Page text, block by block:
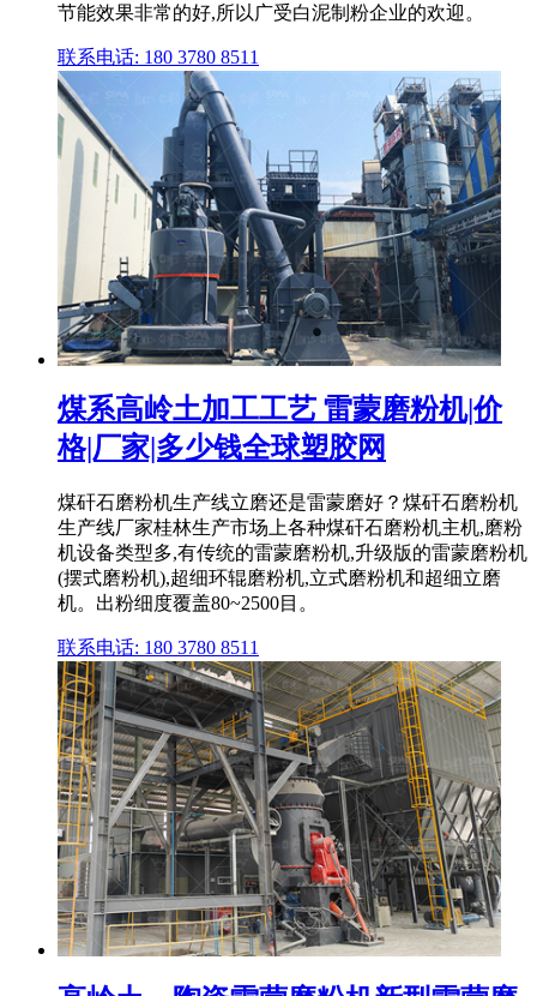
节能效果非常的好,所以广受白泥制粉企业的欢迎。
联系电话: 180 3780 8511
煤系高岭土加工工艺 雷蒙磨粉机|价
格|厂家|多少钱全球塑胶网
煤矸石磨粉机生产线立磨还是雷蒙磨好？煤矸石磨粉机
生产线厂家桂林生产市场上各种煤矸石磨粉机主机,磨粉
机设备类型多,有传统的雷蒙磨粉机,升级版的雷蒙磨粉机
(摆式磨粉机),超细环辊磨粉机,立式磨粉机和超细立磨
机。出粉细度覆盖80~2500目。
联系电话: 180 3780 8511